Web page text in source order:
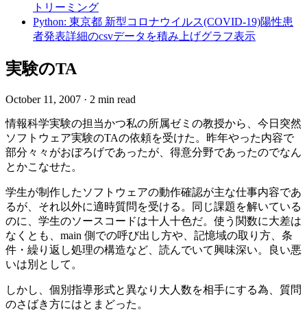
トリーミング
Python: 東京都 新型コロナウイルス(COVID-19)陽性患
者発表詳細のcsvデータを積み上げグラフ表示
実験のTA
October 11, 2007 · 2 min read
情報科学実験の担当かつ私の所属ゼミの教授から、今日突然
ソフトウェア実験のTAの依頼を受けた。昨年やった内容で
部分々々がおぼろげであったが、得意分野であったのでなん
とかこなせた。
学生が制作したソフトウェアの動作確認が主な仕事内容であ
るが、それ以外に適時質問を受ける。同じ課題を解いている
のに、学生のソースコードは十人十色だ。使う関数に大差は
なくとも、main 側での呼び出し方や、記憶域の取り方、条
件・繰り返し処理の構造など、読んでいて興味深い。良い悪
いは別として。
しかし、個別指導形式と異なり大人数を相手にする為、質問
のさばき方にはとまどった。